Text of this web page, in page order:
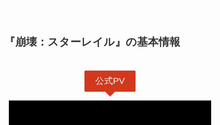
『崩壊：スターレイル』の基本情報
公式PV